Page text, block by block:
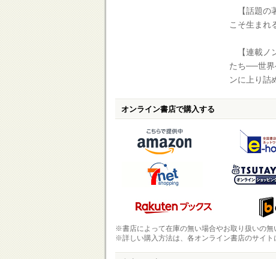
【話題の
こそ生まれ
【連載ノ
たち──世
ンに上り詰
オンライン書店で購入する
※書店によって在庫の無い場合やお取り扱いの無
※詳しい購入方法は、各オンライン書店のサイト